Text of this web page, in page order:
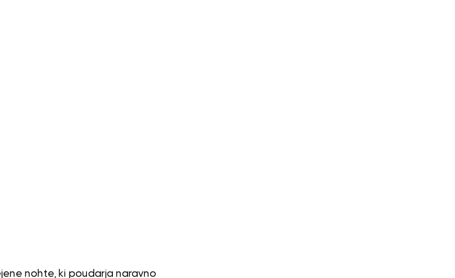
nohte, ki poudarja naravno